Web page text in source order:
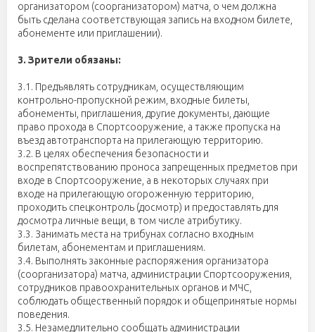
организатором (соорганизатором) матча, о чем должна
быть сделана соответствующая запись на входном билете,
абонементе или приглашении).
3. Зрители обязаны:
3.1. Предъявлять сотрудникам, осуществляющим
контрольно-пропускной режим, входные билеты,
абонементы, приглашения, другие документы, дающие
право прохода в Спортсооружение, а также пропуска на
въезд автотранспорта на прилегающую территорию.
3.2. В целях обеспечения безопасности и
воспрепятствованию проноса запрещенных предметов при
входе в Спортсооружение, а в некоторых случаях при
входе на прилегающую огороженную территорию,
проходить спецконтроль (досмотр) и предоставлять для
досмотра личные вещи, в том числе атрибутику.
3.3. Занимать места на трибунах согласно входным
билетам, абонементам и приглашениям.
3.4. Выполнять законные распоряжения организатора
(соорганизатора) матча, администрации Спортсооружения,
сотрудников правоохранительных органов и МЧС,
соблюдать общественный порядок и общепринятые нормы
поведения.
3.5. Незамедлительно сообщать администрации